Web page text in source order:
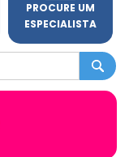
PROCURE UM
ESPECIALISTA